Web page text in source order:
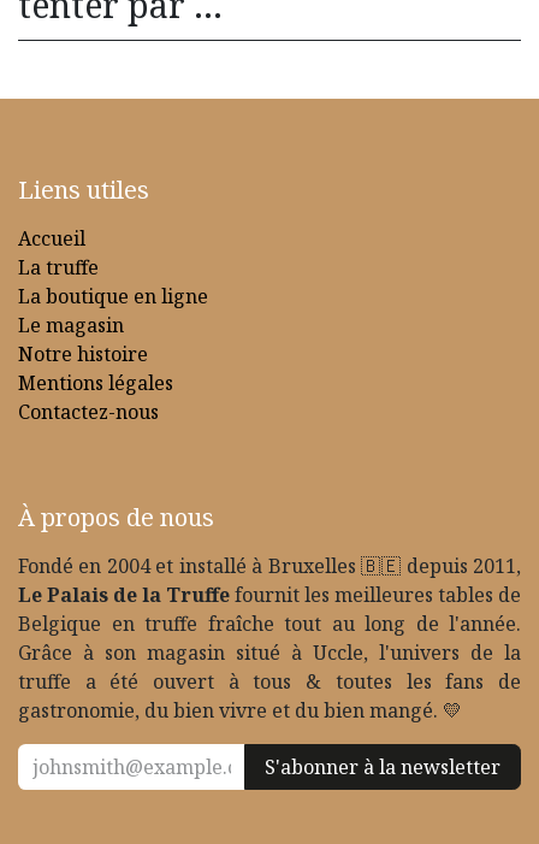
Liens utiles
Accueil
La truffe
La boutique en ligne
Le magasin
Notre histoire
Mentions légales
Contactez-nous
À propos de nous
Fondé en 2004 et installé à Bruxelles 🇧🇪 depuis 2011,
Le Palais de la Truffefournit les meilleures tables de
Belgique en truffe fraîche tout au long de l'année.
Grâce à son magasin situé à Uccle, l'univers de la
truffe a été ouvert à tous & toutes les fans de
gastronomie, du bien vivre et du bien mangé. 💛
S'abonner à la newsletter